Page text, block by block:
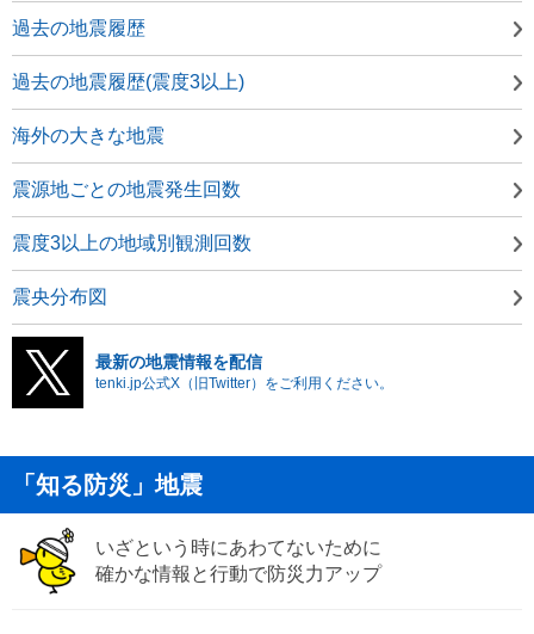
過去の地震履歴
過去の地震履歴(震度3以上)
海外の大きな地震
震源地ごとの地震発生回数
震度3以上の地域別観測回数
震央分布図
最新の地震情報を配信
tenki.jp公式X（旧Twitter）をご利用ください。
「知る防災」地震
いざという時にあわてないために
確かな情報と行動で防災力アップ